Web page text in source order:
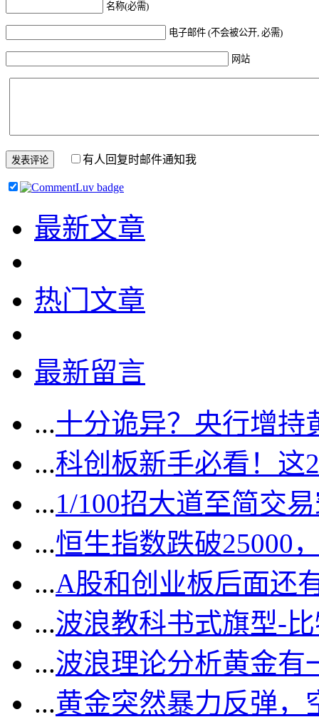
名称(必需)
电子邮件 (不会被公开, 必需)
网站
有人回复时邮件通知我
最新文章
热门文章
最新留言
...十分诡异？央行增持
...科创板新手必看！这
...1/100招大道至简交
...恒生指数跌破25000
...A股和创业板后面还
...波浪教科书式旗型-
...波浪理论分析黄金有
...黄金突然暴力反弹，